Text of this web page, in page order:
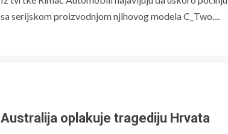
sa serijskom proizvodnjom njihovog modela C_Two....
Australija oplakuje tragediju Hrvata